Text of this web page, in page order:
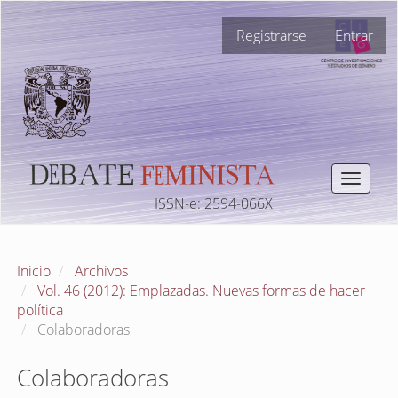
Navegación
principal
Contenido
principal
Barra
lateral
Registrarse Entrar
Toggle
ISSN-e: 2594-066X
Inicio
Archivos
Vol. 46 (2012): Emplazadas. Nuevas formas de hacer
política
Colaboradoras
Colaboradoras